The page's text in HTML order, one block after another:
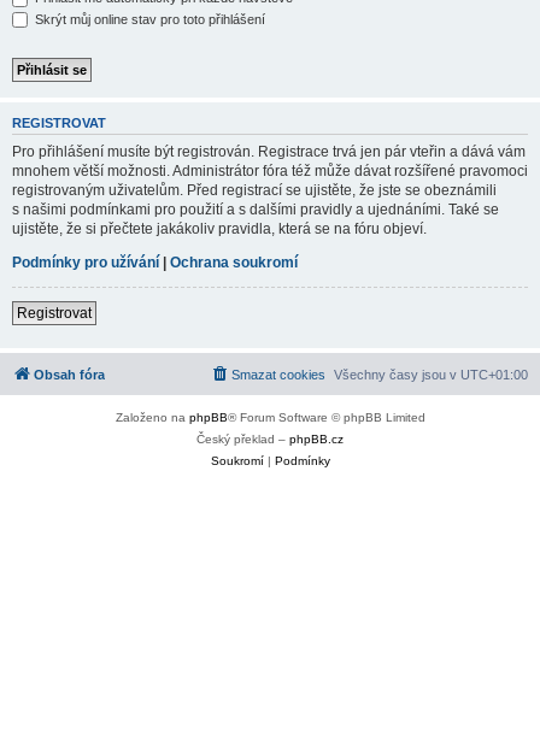
Skrýt můj online stav pro toto přihlášení
REGISTROVAT
Pro přihlášení musíte být registrován. Registrace trvá jen pár vteřin a dává vám
mnohem větší možnosti. Administrátor fóra též může dávat rozšířené pravomoci
registrovaným uživatelům. Před registrací se ujistěte, že jste se obeznámili
s našimi podmínkami pro použití a s dalšími pravidly a ujednáními. Také se
ujistěte, že si přečtete jakákoliv pravidla, která se na fóru objeví.
Podmínky pro užívání | Ochrana soukromí
Registrovat
Obsah fóra Všechny časy jsou v UTC+01:00
Smazat cookies
Založeno na phpBB® Forum Software © phpBB Limited
Český překlad – phpBB.cz
Soukromí| Podmínky